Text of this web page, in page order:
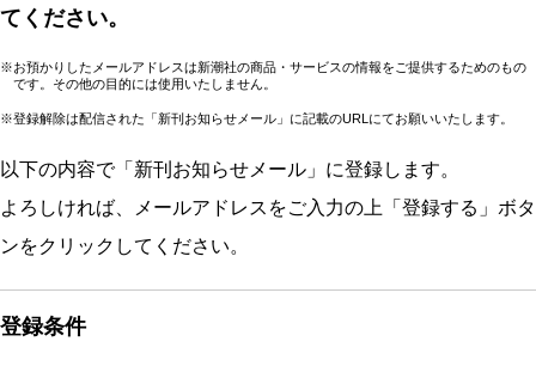
てください。
※お預かりしたメールアドレスは新潮社の商品・サービスの情報をご提供するためのもの
です。その他の目的には使用いたしません。
※登録解除は配信された「新刊お知らせメール」に記載のURLにてお願いいたします。
以下の内容で「新刊お知らせメール」に登録します。
よろしければ、メールアドレスをご入力の上「登録する」ボタ
ンをクリックしてください。
登録条件